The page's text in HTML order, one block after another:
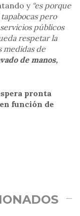
y “es porque
pero
públicos
respetar la
medidas de
de manos,
pronta
función de